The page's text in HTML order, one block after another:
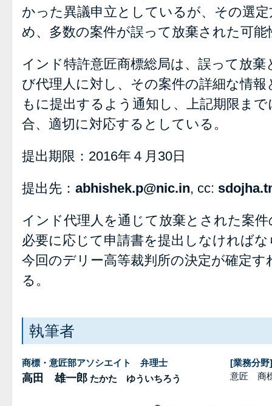
かった異議申立としているが、その選
め、多数の案件が誤って放棄された可能
インド特許意匠商標総局は、誤って放
び代理人に対し、その案件の詳細な情
もに提出するよう通知し、上記期限ま
合、適切に対応するとしている。
提出期限：2016年４月30日
提出先： abhishek.p@nic.in, cc:
インド代理人を通じて放棄とされた案
必要に応じて申請書を提出しなければ
今回のデリー高等裁判所の決定が確定
る。
執筆者
商標・意匠部アソシエイト 弁理士
高田 雄一郎 たかた ゆういちろう
[業務分野]
意匠 商